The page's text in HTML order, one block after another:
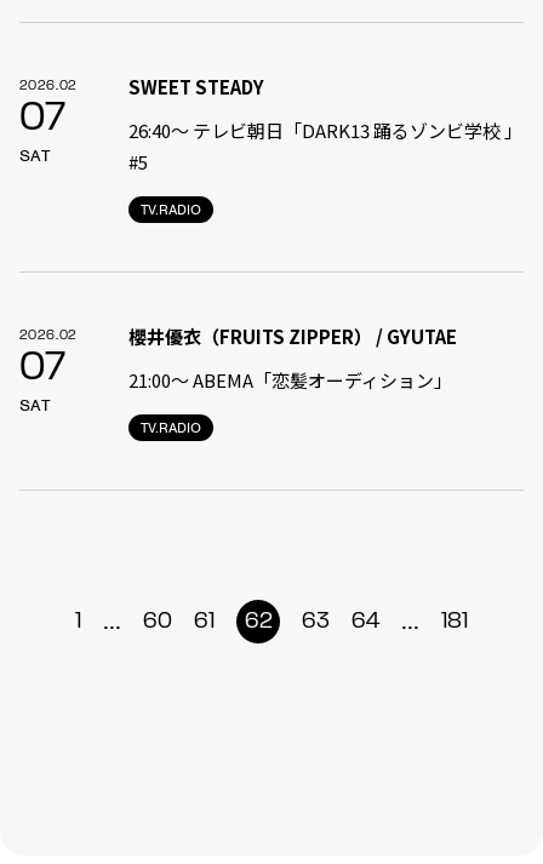
2026.02
07
SAT
TV.RADIO
SWEET STEADY
26:40〜 テレビ朝日「DARK13 踊るゾンビ学校 」
#5
2026.02
07
SAT
TV.RADIO
櫻井優衣（FRUITS ZIPPER） / GYUTAE
21:00〜 ABEMA「恋髪オーディション」
1 ... 60 61 62 63 64 ... 181